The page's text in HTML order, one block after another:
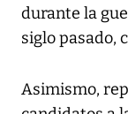
durante la
siglo pasado,
Asimismo,